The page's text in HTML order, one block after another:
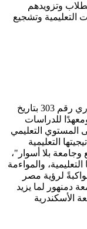
وتزويدهم
التعليمية وتشجيع
تأسست جامعة دمنهور بمقتضى القرار الجمهوري رقم 303 بتاريخ
الجامعة عدد 12 كلية، ومعهدًا للدراسات
المستوي التعليمي
التعليمية
وجامعة بلا أسوار"،
والمواءمة
لرؤية مصر
دمنهور لما يزيد
الأسكندرية